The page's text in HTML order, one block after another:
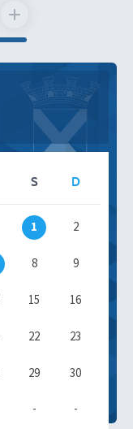
S D
1 2
8 9
15 16
22 23
29 30
- -